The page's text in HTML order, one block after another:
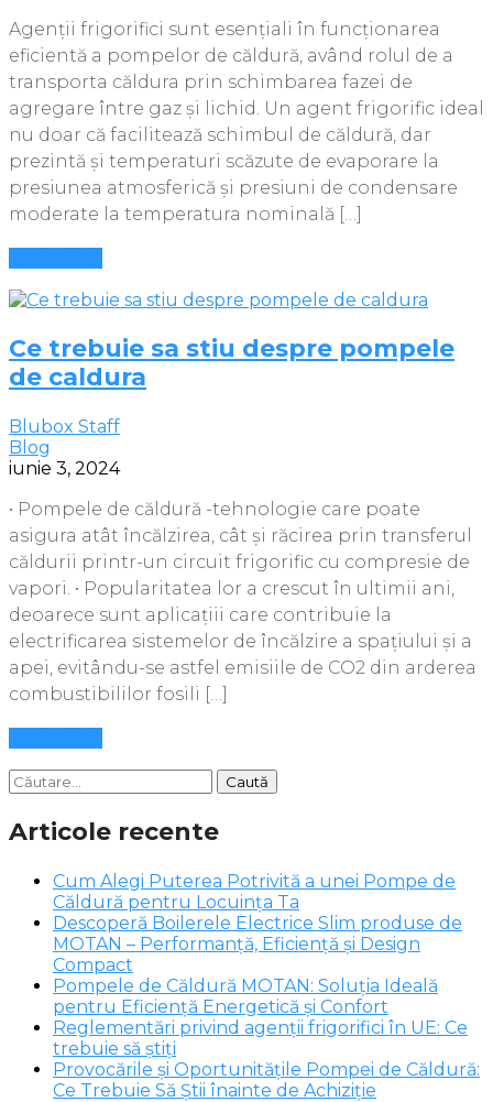
Agenții frigorifici sunt esențiali în funcționarea
eficientă a pompelor de căldură, având rolul de a
transporta căldura prin schimbarea fazei de
agregare între gaz și lichid. Un agent frigorific ideal
nu doar că facilitează schimbul de căldură, dar
prezintă și temperaturi scăzute de evaporare la
presiunea atmosferică și presiuni de condensare
moderate la temperatura nominală […]
Ce trebuie sa stiu despre pompele
de caldura
Blubox Staff
Blog
iunie 3, 2024
• Pompele de căldură -tehnologie care poate
asigura atât încălzirea, cât și răcirea prin transferul
căldurii printr-un circuit frigorific cu compresie de
vapori. • Popularitatea lor a crescut în ultimii ani,
deoarece sunt aplicațiii care contribuie la
electrificarea sistemelor de încălzire a spațiului și a
apei, evitându-se astfel emisiile de CO2 din arderea
combustibililor fosili […]
Caută
după:
Articole recente
Cum Alegi Puterea Potrivită a unei Pompe de
Căldură pentru Locuința Ta
Descoperă Boilerele Electrice Slim produse de
MOTAN – Performanță, Eficiență și Design
Compact
Pompele de Căldură MOTAN: Soluția Ideală
pentru Eficiență Energetică și Confort
Reglementări privind agenții frigorifici în UE: Ce
trebuie să știți
Provocările și Oportunitățile Pompei de Căldură:
Ce Trebuie Să Știi înainte de Achiziție